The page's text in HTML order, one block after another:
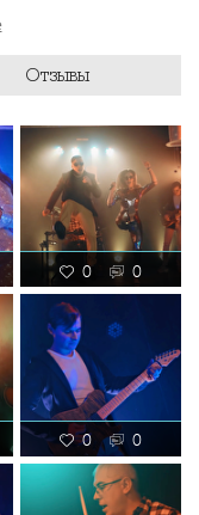
Прекрасне живе та
чоловічим та
байдужим!! Кращий
чому саме
Пропонуємо
особисто!!
Отзывы
0 0
0 0